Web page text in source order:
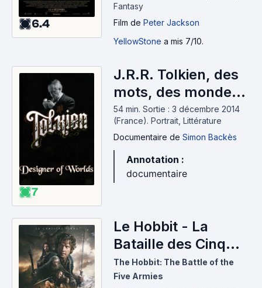
6.4
Fantasy
Film de Peter Jackson
YellowStone a mis 7/10.
7
J.R.R. Tolkien, des
mots, des mondes
(2014)
54 min. Sortie : 3 décembre 2014
(France). Portrait, Littérature
Documentaire de Simon Backès
Annotation :
documentaire
Le Hobbit - La
Bataille des Cinq
Armées (2014)
The Hobbit: The Battle of the
Five Armies